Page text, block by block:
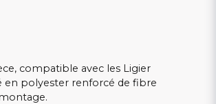
compatible avec les Ligier
en polyester renforcé de fibre